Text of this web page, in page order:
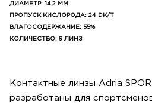
ДИАМЕТР: 14,2 ММ
ПРОПУСК КИСЛОРОДА: 24 DK/T
ВЛАГОСОДЕРЖАНИЕ: 55%
КОЛИЧЕСТВО: 6 ЛИНЗ
Контактные линзы Adria
разработаны для